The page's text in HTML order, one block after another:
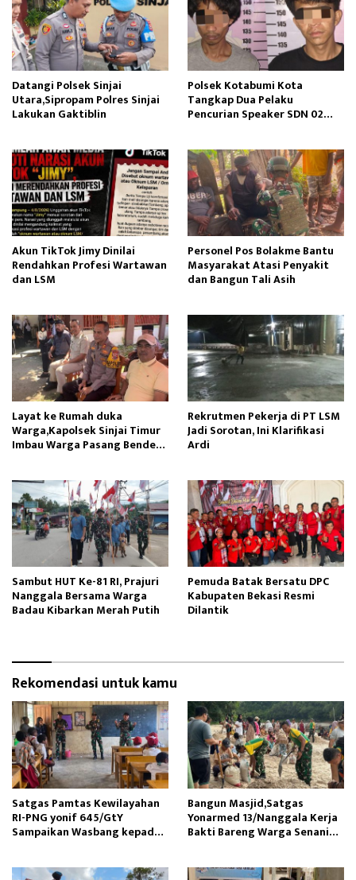
Datangi Polsek Sinjai
Utara,Sipropam Polres Sinjai
Lakukan Gaktiblin
Polsek Kotabumi Kota
Tangkap Dua Pelaku
Pencurian Speaker SDN 02
Akun TikTok Jimy Dinilai
Rendahkan Profesi Wartawan
dan LSM
Personel Pos Bolakme Bantu
Masyarakat Atasi Penyakit
dan Bangun Tali Asih
Layat ke Rumah duka
Warga,Kapolsek Sinjai Timur
Imbau Warga Pasang Bendera
Rekrutmen Pekerja di PT LSM
Jadi Sorotan, Ini Klarifikasi
Ardi
Sambut HUT Ke-81 RI, Prajuri
Nanggala Bersama Warga
Badau Kibarkan Merah Putih
Pemuda Batak Bersatu DPC
Kabupaten Bekasi Resmi
Dilantik
Rekomendasi untuk kamu
Satgas Pamtas Kewilayahan
RI-PNG yonif 645/GtY
Sampaikan Wasbang kepada
Bangun Masjid,Satgas
Yonarmed 13/Nanggala Kerja
Bakti Bareng Warga Senaning